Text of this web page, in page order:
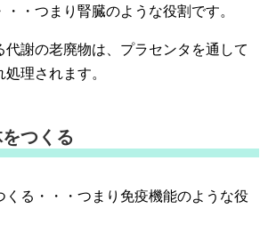
・つまり腎臓のような役割です。
代謝の老廃物は、プラセンタを通して
理されます。
つくる
くる・・・つまり免疫機能のような役